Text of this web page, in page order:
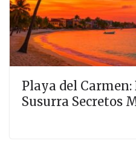
Playa del
Susurra Secretos